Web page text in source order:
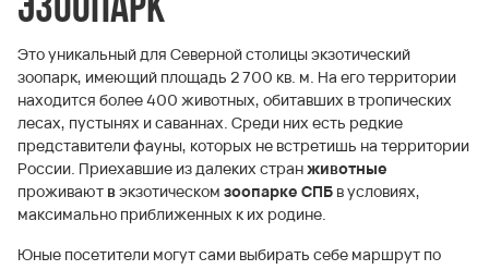
Эзоопарк
Это уникальный для Северной столицы экзотический
зоопарк, имеющий площадь 2 700 кв. м. На его территории
находится более 400 животных, обитавших в тропических
лесах, пустынях и саваннах. Среди них есть редкие
представители фауны, которых не встретишь на территории
России. Приехавшие из далеких странживотные
проживают вэкзотическом зоопарке СПБ в условиях,
максимально приближенных к их родине.
Юные посетители могут сами выбирать себе маршрут по